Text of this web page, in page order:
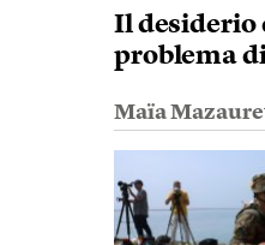
Il desiderio
problema
Maïa